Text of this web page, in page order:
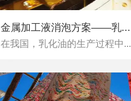
金属加工液消泡方案——乳...
在我国，乳化油的生产过程中...